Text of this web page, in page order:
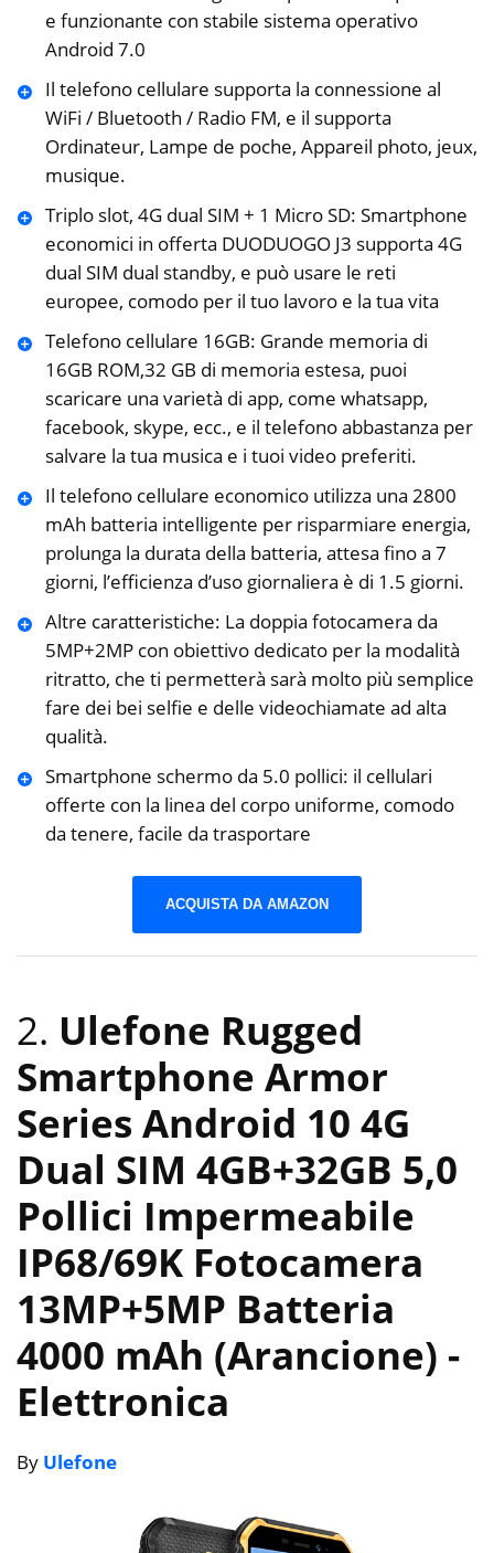
e funzionante con stabile sistema operativo
Android 7.0
Il telefono cellulare supporta la connessione al
WiFi / Bluetooth / Radio FM, e il supporta
Ordinateur, Lampe de poche, Appareil photo, jeux,
musique.
Triplo slot, 4G dual SIM + 1 Micro SD: Smartphone
economici in offerta DUODUOGO J3 supporta 4G
dual SIM dual standby, e può usare le reti
europee, comodo per il tuo lavoro e la tua vita
Telefono cellulare 16GB: Grande memoria di
16GB ROM,32 GB di memoria estesa, puoi
scaricare una varietà di app, come whatsapp,
facebook, skype, ecc., e il telefono abbastanza per
salvare la tua musica e i tuoi video preferiti.
Il telefono cellulare economico utilizza una 2800
mAh batteria intelligente per risparmiare energia,
prolunga la durata della batteria, attesa fino a 7
giorni, l’efficienza d’uso giornaliera è di 1.5 giorni.
Altre caratteristiche: La doppia fotocamera da
5MP+2MP con obiettivo dedicato per la modalità
ritratto, che ti permetterà sarà molto più semplice
fare dei bei selfie e delle videochiamate ad alta
qualità.
Smartphone schermo da 5.0 pollici: il cellulari
offerte con la linea del corpo uniforme, comodo
da tenere, facile da trasportare
ACQUISTA DA AMAZON
2. Ulefone Rugged
Smartphone Armor
Series Android 10 4G
Dual SIM 4GB+32GB 5,0
Pollici Impermeabile
IP68/69K Fotocamera
13MP+5MP Batteria
4000 mAh (Arancione) -
Elettronica
By Ulefone